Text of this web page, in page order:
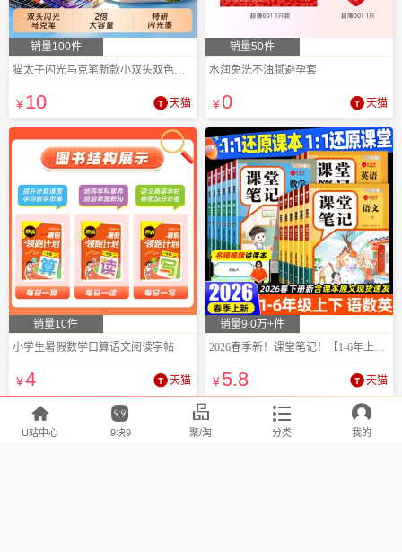
销量100件
猫太子闪光马克笔新款小双头双色学生专用
¥10 天猫
销量50件
水润免洗不油腻避孕套
¥0 天猫
销量10件
小学生暑假数学口算语文阅读字帖
¥4 天猫
销量9.0万+件
2026春季新！课堂笔记！【1-6年上下】任选
¥5.8 天猫

U站中心

9块9

聚/淘

分类

我的